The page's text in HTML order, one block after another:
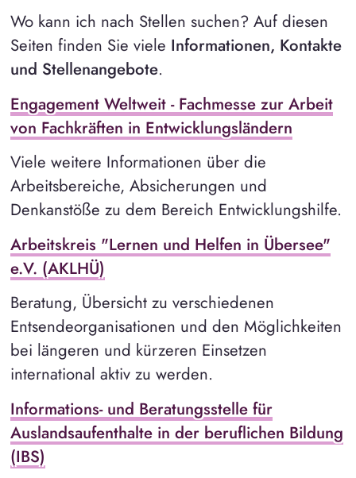
Wo kann ich nach Stellen suchen? Auf diesen
Seiten finden Sie viele Informationen, Kontakte
und Stellenangebote.
Engagement Weltweit - Fachmesse zur Arbeit
von Fachkräften in Entwicklungsländern
Viele weitere Informationen über die
Arbeitsbereiche, Absicherungen und
Denkanstöße zu dem Bereich Entwicklungshilfe.
Arbeitskreis "Lernen und Helfen in Übersee"
e.V. (AKLHÜ)
Beratung, Übersicht zu verschiedenen
Entsendeorganisationen und den Möglichkeiten
bei längeren und kürzeren Einsetzen
international aktiv zu werden.
Informations- und Beratungsstelle für
Auslandsaufenthalte in der beruflichen Bildung
(IBS)